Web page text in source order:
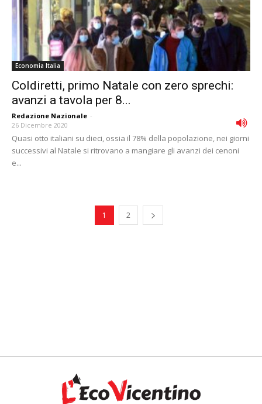
Economia Italia
Coldiretti, primo Natale con zero sprechi:
avanzi a tavola per 8...
Redazione Nazionale -
26 Dicembre 2020
Quasi otto italiani su dieci, ossia il 78% della popolazione, nei giorni
successivi al Natale si ritrovano a mangiare gli avanzi dei cenoni
e...
1 2